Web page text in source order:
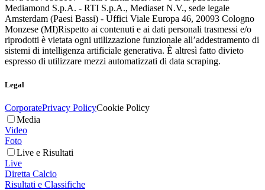
Mediamond S.p.A. - RTI S.p.A., Mediaset N.V., sede legale
Amsterdam (Paesi Bassi) - Uffici Viale Europa 46, 20093 Cologno
Monzese (MI)Rispetto ai contenuti e ai dati personali trasmessi e/o
riprodotti è vietata ogni utilizzazione funzionale all’addestramento di
sistemi di intelligenza artificiale generativa. È altresì fatto divieto
espresso di utilizzare mezzi automatizzati di data scraping.
Legal
CorporatePrivacy PolicyCookie Policy
Media
Video
Foto
Live e Risultati
Live
Diretta Calcio
Risultati e Classifiche